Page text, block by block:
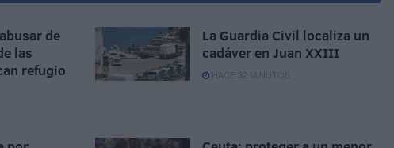
de
las
refugio
La Guardia Civil localiza un
cadáver en Juan XXIII
HACE 32 MINUTOS